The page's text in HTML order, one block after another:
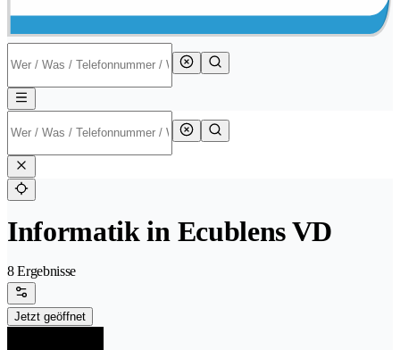
Informatik in Ecublens VD
8 Ergebnisse
Jetzt geöffnet